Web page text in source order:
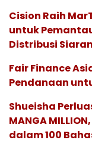
Cision Raih
untuk
Distribusi
Fair Finance
Pendanaan
Shueisha
MANGA
dalam 100